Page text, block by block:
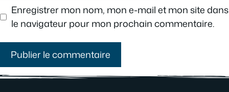
Enregistrer mon nom, mon e-mail et mon site dans
le navigateur pour mon prochain commentaire.